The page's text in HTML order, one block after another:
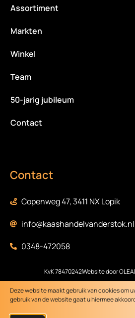
Assortiment
Markten
Winkel
Team
50-jarig jubileum
Contact
Contact
Copenweg 47, 3411 NX Lopik
info@kaashandelvanderstok.nl
0348-472058
KvK 78470242Website door
Deze website maakt gebruik van cookies om
gebruik van de website gaat u hiermee